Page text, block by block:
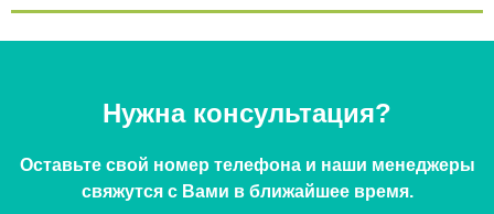
Нужна консультация?
Оставьте свой номер телефона и наши менеджеры
свяжутся с Вами в ближайшее время.